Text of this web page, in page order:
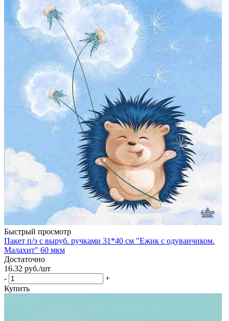
Быстрый просмотр
Пакет п/э с выруб. ручками 31*40 см "Ежик с одуванчиком.
Малахит" 60 мкм
Достаточно
16.32 руб./шт
-
+
Купить